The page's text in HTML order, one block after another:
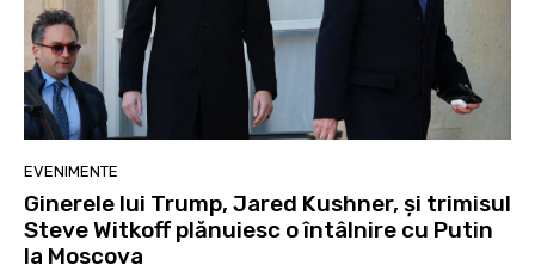
EVENIMENTE
Ginerele lui Trump, Jared Kushner, și trimisul
Steve Witkoff plănuiesc o întâlnire cu Putin
la Moscova